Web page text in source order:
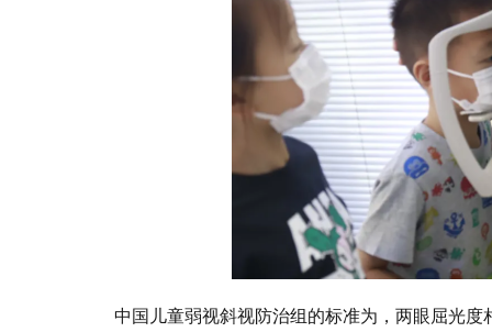
中国儿童弱视斜视防治组的标准为，两眼屈光